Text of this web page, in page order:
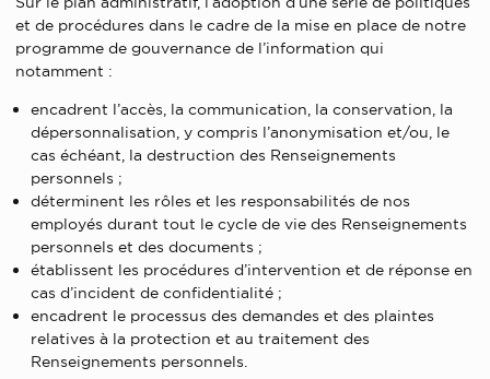
et de procédures dans le cadre de la mise en place de notre
programme de gouvernance de l’information qui
notamment :
encadrent l’accès, la communication, la conservation, la
dépersonnalisation, y compris l’anonymisation et/ou, le
cas échéant, la destruction des Renseignements
personnels ;
déterminent les rôles et les responsabilités de nos
employés durant tout le cycle de vie des Renseignements
personnels et des documents ;
établissent les procédures d’intervention et de réponse en
cas d’incident de confidentialité ;
encadrent le processus des demandes et des plaintes
relatives à la protection et au traitement des
Renseignements personnels.